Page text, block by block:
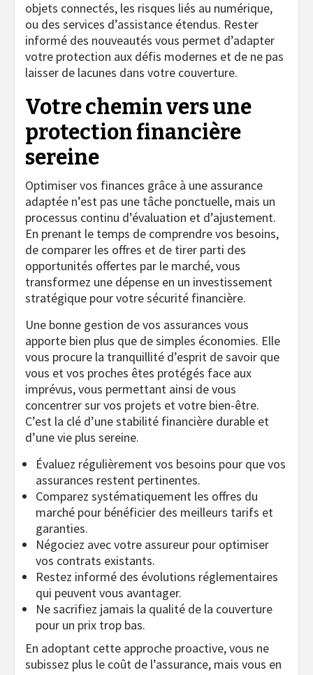
objets connectés, les risques liés au numérique,
ou des services d’assistance étendus. Rester
informé des nouveautés vous permet d’adapter
votre protection aux défis modernes et de ne pas
laisser de lacunes dans votre couverture.
Votre chemin vers une
protection financière
sereine
Optimiser vos finances grâce à une assurance
adaptée n’est pas une tâche ponctuelle, mais un
processus continu d’évaluation et d’ajustement.
En prenant le temps de comprendre vos besoins,
de comparer les offres et de tirer parti des
opportunités offertes par le marché, vous
transformez une dépense en un investissement
stratégique pour votre sécurité financière.
Une bonne gestion de vos assurances vous
apporte bien plus que de simples économies. Elle
vous procure la tranquillité d’esprit de savoir que
vous et vos proches êtes protégés face aux
imprévus, vous permettant ainsi de vous
concentrer sur vos projets et votre bien-être.
C’est la clé d’une stabilité financière durable et
d’une vie plus sereine.
Évaluez régulièrement vos besoins pour que vos
assurances restent pertinentes.
Comparez systématiquement les offres du
marché pour bénéficier des meilleurs tarifs et
garanties.
Négociez avec votre assureur pour optimiser
vos contrats existants.
Restez informé des évolutions réglementaires
qui peuvent vous avantager.
Ne sacrifiez jamais la qualité de la couverture
pour un prix trop bas.
En adoptant cette approche proactive, vous ne
subissez plus le coût de l’assurance, mais vous en